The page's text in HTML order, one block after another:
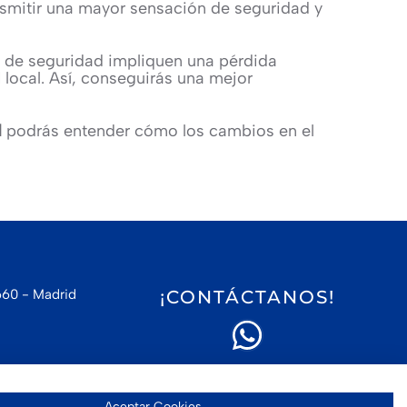
una mayor sensación de seguridad y
seguridad impliquen una pérdida
Así, conseguirás una mejor
podrás entender cómo los cambios en el
- Madrid ¡CONTÁCTANOS!